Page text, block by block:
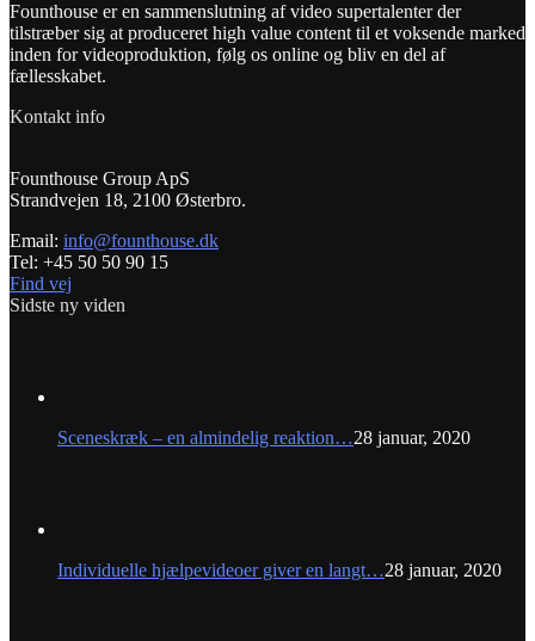
Founthouse er en sammenslutning af video supertalenter der
tilstræber sig at produceret high value content til et voksende marked
inden for videoproduktion, følg os online og bliv en del af
fællesskabet.
Kontakt info
Founthouse Group ApS
Strandvejen 18, 2100 Østerbro.
Email: info@founthouse.dk
Tel: +45 50 50 90 15
Find vej
Sidste ny viden
Sceneskræk – en almindelig reaktion…28 januar, 2020
Individuelle hjælpevideoer giver en langt…28 januar, 2020